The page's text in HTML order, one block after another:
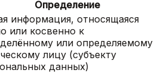
Определение
информация, относящаяся
или косвенно к
или определяемому
лицу (субъекту
данных)